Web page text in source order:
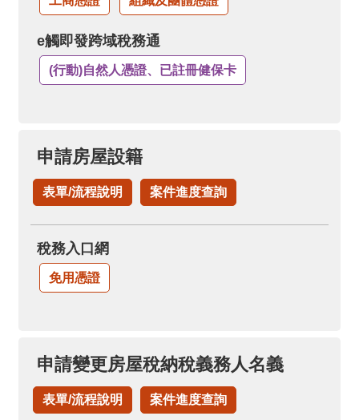
e觸即發跨域稅務通
(行動)自然人憑證、已註冊健保卡
申請房屋設籍
表單/流程說明 案件進度查詢
稅務入口網
免用憑證
申請變更房屋稅納稅義務人名義
表單/流程說明 案件進度查詢